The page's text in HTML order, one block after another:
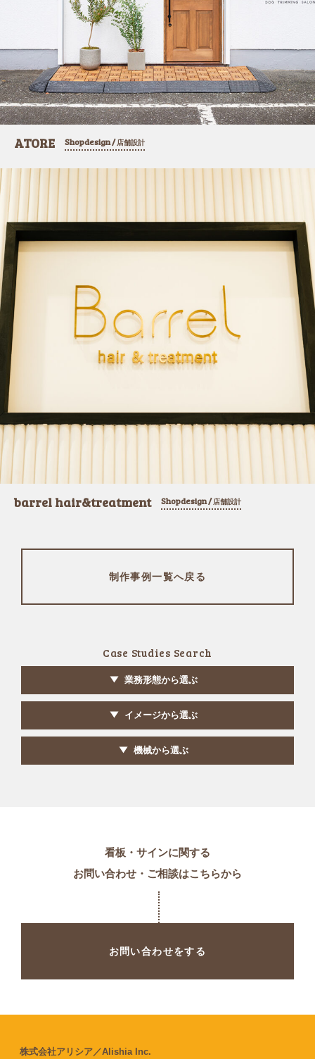
ATORE Shopdesign / 店舗設計
barrel hair&treatment Shopdesign / 店舗設計
制作事例一覧へ戻る
Case Studies Search
業務形態から選ぶ
イメージから選ぶ
機械から選ぶ
看板・サインに関する
お問い合わせ・ご相談はこちらから
お問い合わせをする
株式会社アリシア／Alishia Inc.